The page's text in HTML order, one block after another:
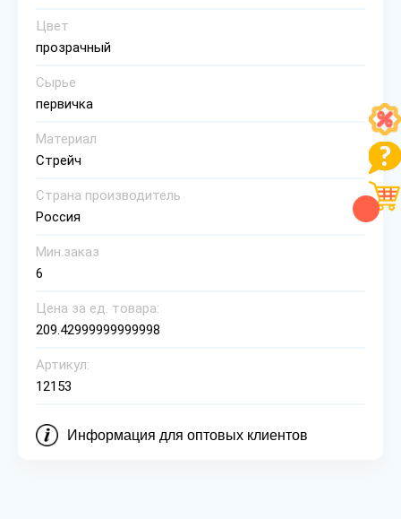
Цвет
прозрачный
Сырье
первичка
Материал
Стрейч
Страна производитель
Россия
Мин.заказ
6
Цена за ед. товара:
209.42999999999998
Артикул:
12153
Информация для оптовых клиентов